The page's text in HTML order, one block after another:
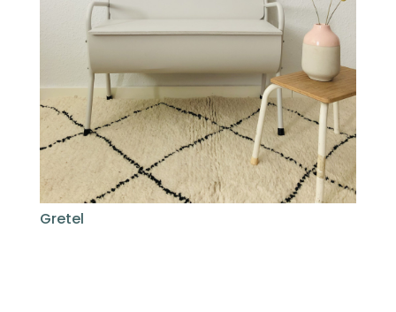
Gretel